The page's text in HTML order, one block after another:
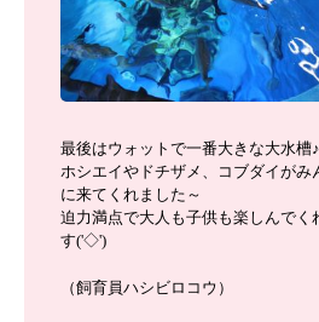
最後はウォットで一番大きな大水槽♪
ホシエイやドチザメ、コブダイがみ
に来てくれました～
迫力満点で大人も子供も楽しんでく
す('◇')ゞ
（飼育員ハシビロコウ）